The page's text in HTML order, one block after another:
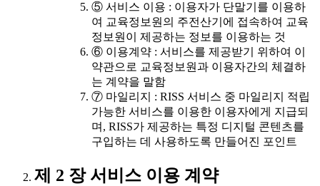
⑤ 서비스 이용 : 이용자가 단말기를 이용하
여 교육정보원의 주전산기에 접속하여 교육
정보원이 제공하는 정보를 이용하는 것
⑥ 이용계약 : 서비스를 제공받기 위하여 이
약관으로 교육정보원과 이용자간의 체결하
는 계약을 말함
⑦ 마일리지 : RISS 서비스 중 마일리지 적립
가능한 서비스를 이용한 이용자에게 지급되
며, RISS가 제공하는 특정 디지털 콘텐츠를
구입하는 데 사용하도록 만들어진 포인트
제 2 장 서비스 이용 계약